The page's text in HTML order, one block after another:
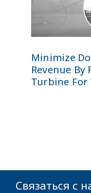
Minimize
Revenue By
Turbine For
Связаться с